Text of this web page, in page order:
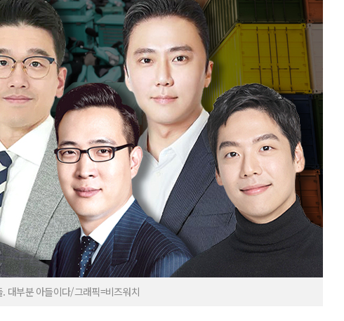
대부분 아들이다/그래픽=비즈워치